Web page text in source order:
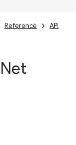
Reference API
Net